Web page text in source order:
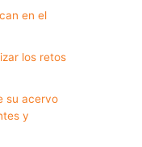
en el
los retos
su acervo
y